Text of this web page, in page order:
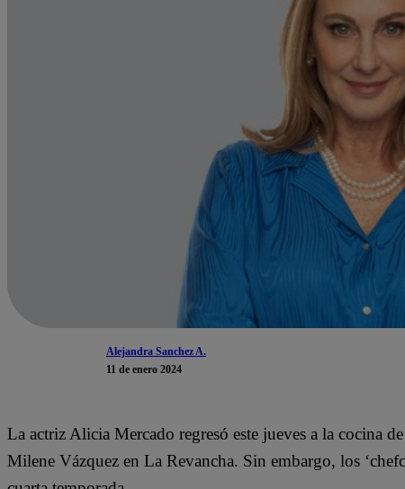
Alejandra Sanchez A.
11 de enero 2024
La actriz Alicia Mercado regresó este jueves a la cocina
Milene Vázquez en La Revancha. Sin embargo, los